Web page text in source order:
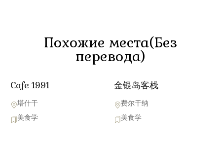
Похожие места(Без
перевода)
Cafe 1991
塔什干
美食学
金银岛客栈
费尔干纳
美食学